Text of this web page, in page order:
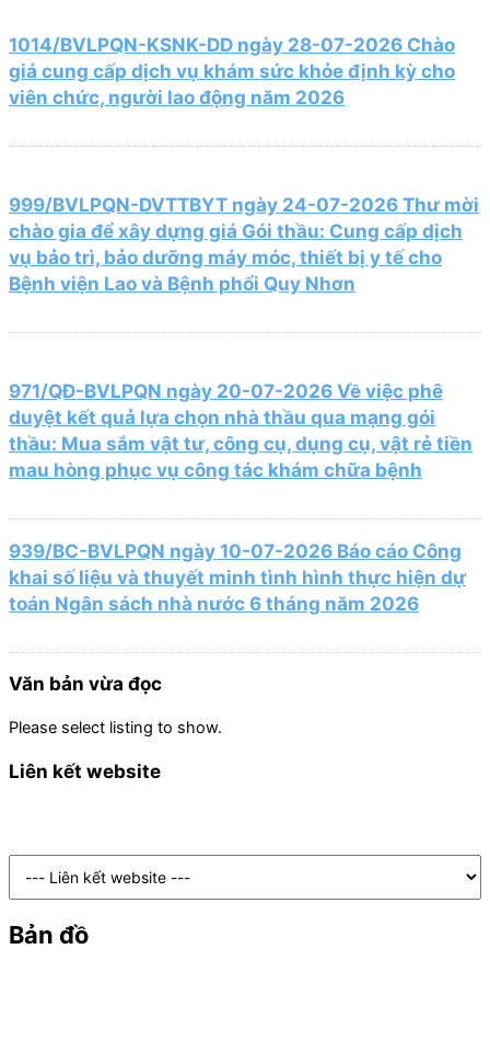
1014/BVLPQN-KSNK-DD ngày 28-07-2026 Chào
giá cung cấp dịch vụ khám sức khỏe định kỳ cho
viên chức, người lao động năm 2026
999/BVLPQN-DVTTBYT ngày 24-07-2026 Thư mời
chào gia để xây dựng giá Gói thầu: Cung cấp dịch
vụ bảo trì, bảo dưỡng máy móc, thiết bị y tế cho
Bệnh viện Lao và Bệnh phổi Quy Nhơn
971/QĐ-BVLPQN ngày 20-07-2026 Về việc phê
duyệt kết quả lựa chọn nhà thầu qua mạng gói
thầu: Mua sắm vật tư, công cụ, dụng cụ, vật rẻ tiền
mau hòng phục vụ công tác khám chữa bệnh
939/BC-BVLPQN ngày 10-07-2026 Báo cáo Công
khai số liệu và thuyết minh tình hình thực hiện dự
toán Ngân sách nhà nước 6 tháng năm 2026
Văn bản vừa đọc
Please select listing to show.
Liên kết website
Bản đồ